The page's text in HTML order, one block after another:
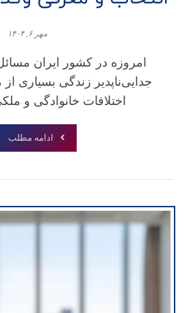
مهر ۶, ۱۴۰۴
امروزه در کشور ایران
جدایی‌ناپدیر زندگی بسیاری
اختلافات خانوادگی و
ادامه مطلب